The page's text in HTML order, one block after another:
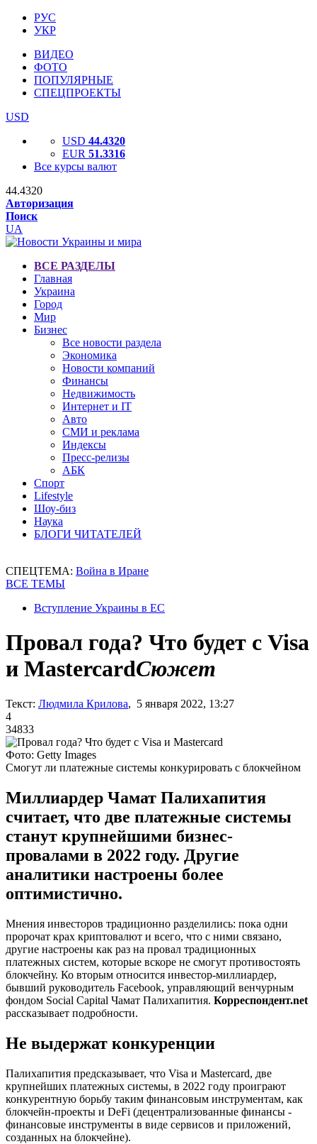
РУС
УКР
ВИДЕО
ФОТО
ПОПУЛЯРНЫЕ
СПЕЦПРОЕКТЫ
USD
USD 44.4320
EUR 51.3316
Все курсы валют
44.4320
Авторизация
Поиск
UA
ВСЕ РАЗДЕЛЫ
Главная
Украина
Город
Мир
Бизнес
Все новости раздела
Экономика
Новости компаний
Финансы
Недвижимость
Интернет и IT
Авто
СМИ и реклама
Индексы
Пресс-релизы
АБК
Спорт
Lifestyle
Шоу-биз
Наука
БЛОГИ ЧИТАТЕЛЕЙ
СПЕЦТЕМА: Война в Иране
ВСЕ ТЕМЫ
Вступление Украины в ЕС
Провал года? Что будет с Visa
и MastercardСюжет
Текст: Людмила Крилова, 5 января 2022, 13:27
4
34833
Фото: Getty Images
Смогут ли платежные системы конкурировать с блокчейном
Миллиардер Чамат Палихапития
считает, что две платежные системы
станут крупнейшими бизнес-
провалами в 2022 году. Другие
аналитики настроены более
оптимистично.
Мнения инвесторов традиционно разделились: пока одни
пророчат крах криптовалют и всего, что с ними связано,
другие настроены как раз на провал традиционных
платежных систем, которые вскоре не смогут противостоять
блокчейну. Ко вторым относится инвестор-миллиардер,
бывший руководитель Facebook, управляющий венчурным
фондом Social Capital Чамат Палихапития. Корреспондент.net
рассказывает подробности.
Не выдержат конкуренции
Палихапития предсказывает, что Visa и Mastercard, две
крупнейших платежных системы, в 2022 году проиграют
конкурентную борьбу таким финансовым инструментам, как
блокчейн-проекты и DeFi (децентрализованные финансы -
финансовые инструменты в виде сервисов и приложений,
созданных на блокчейне).